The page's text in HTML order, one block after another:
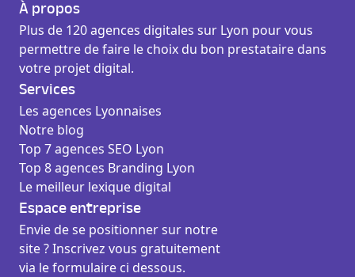
À propos
Plus de 120 agences digitales sur Lyon pour vous
permettre de faire le choix du bon prestataire dans
votre projet digital.
Services
Les agences Lyonnaises
Notre blog
Top 7 agences SEO Lyon
Top 8 agences Branding Lyon
Le meilleur lexique digital
Espace entreprise
Envie de se positionner sur notre
site ? Inscrivez vous gratuitement
via le formulaire ci dessous.